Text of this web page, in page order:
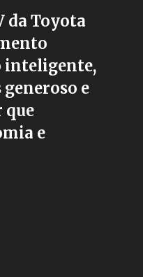
da Toyota
inteligente,
e
que
e